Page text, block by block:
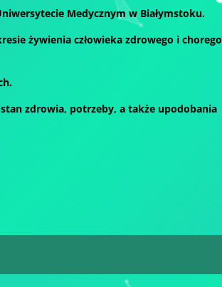
Medycznym w Białymstoku.
żywienia człowieka zdrowego i chorego
zdrowia, potrzeby, a także upodobania